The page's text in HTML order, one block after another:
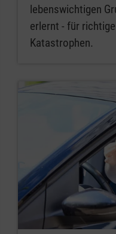
lebenswichtigen
erlernt - für
Katastrophen.